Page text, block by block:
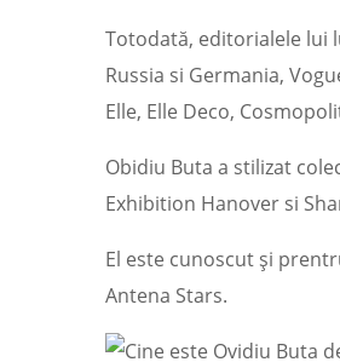
Totodată, editorialele lui
Russia si Germania,
Elle, Elle Deco,
Obidiu Buta a stilizat
Exhibition Hanover si
El este cunoscut și
Antena Stars.